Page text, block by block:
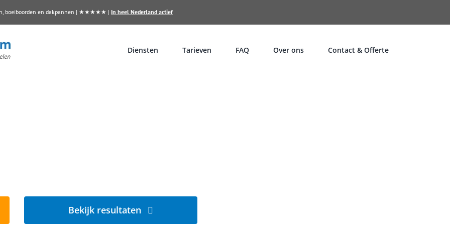
boeiboorden en dakpannen | ★★★★★ | In heel Nederland actief
Diensten Tarieven FAQ Over ons Contact & Offerte
Bekijk resultaten